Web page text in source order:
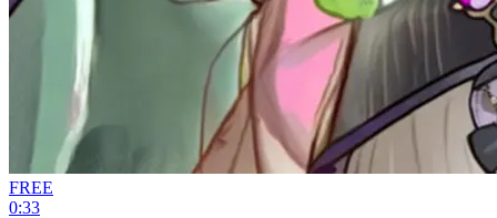
FREE
0:33